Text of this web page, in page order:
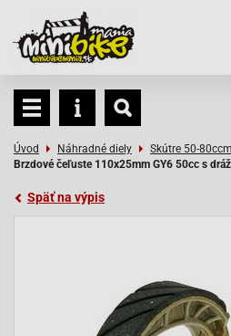
Úvod Náhradné diely Skútre 50-80ccm
Brzdové čeľuste 110x25mm GY6 50cc s
Späť na výpis